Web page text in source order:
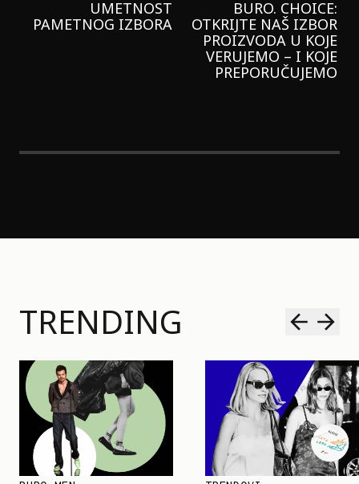
GARNIER KREMU I
NIKADA NIŠTA
LAGANIJE NISAM
KORISTILA
TRENDING